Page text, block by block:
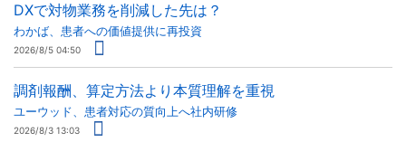
DXで対物業務を削減した先は？
わかば、患者への価値提供に再投資
2026/8/5 04:50
調剤報酬、算定方法より本質理解を重視
ユーウッド、患者対応の質向上へ社内研修
2026/8/3 13:03